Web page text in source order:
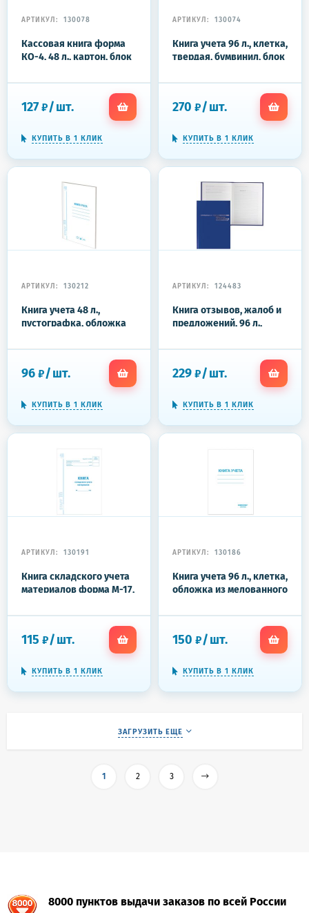
АРТИКУЛ: 130078
Кассовая книга форма
КО-4, 48 л., картон, блок
292х200 мм, STAFF, 130078
127 ₽/шт.
КУПИТЬ В 1 КЛИК
АРТИКУЛ: 130074
Книга учета 96 л., клетка,
твердая, бумвинил, блок
203х290 мм, BRAUBERG,
270 ₽/шт.
КУПИТЬ В 1 КЛИК
АРТИКУЛ: 130212
Книга учета 48 л.,
пустографка, обложка
блок офсет, А4 200х290
96 ₽/шт.
КУПИТЬ В 1 КЛИК
АРТИКУЛ: 124483
Книга отзывов, жалоб и
предложений, 96 л.,
(140х200 мм), Альт, 7-96-
229 ₽/шт.
КУПИТЬ В 1 КЛИК
АРТИКУЛ: 130191
Книга складского учета
материалов форма М-17,
офсет, А4 198х278 мм,
115 ₽/шт.
КУПИТЬ В 1 КЛИК
АРТИКУЛ: 130186
Книга учета 96 л., клетка,
обложка из мелованного
200х290 мм, ОФИСМАГ,
150 ₽/шт.
КУПИТЬ В 1 КЛИК
ЗАГРУЗИТЬ ЕЩЕ
1 2 3
8000 пунктов выдачи заказов по всей России